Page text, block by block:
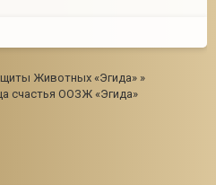
Животных «Эгида» »
счастья ООЗЖ «Эгида»